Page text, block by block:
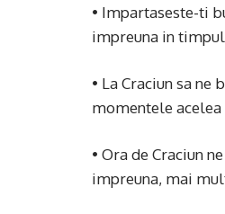
• Impartaseste-ti
impreuna in
• La Craciun sa
momentele
• Ora de Craciun
impreuna, mai